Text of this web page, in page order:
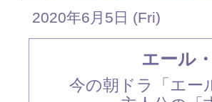
2020年6月5日 (Fri)
エール
今の朝ドラ「エー